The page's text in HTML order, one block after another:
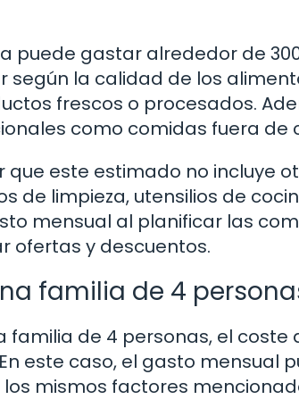
puede gastar alrededor de
según la calidad de los
frescos o procesados.
como comidas fuera de
este estimado no incluye
de limpieza, utensilios de
mensual al planificar las
ofertas y descuentos.
familia de 4
familia de 4 personas, el
este caso, el gasto mensual
mismos factores